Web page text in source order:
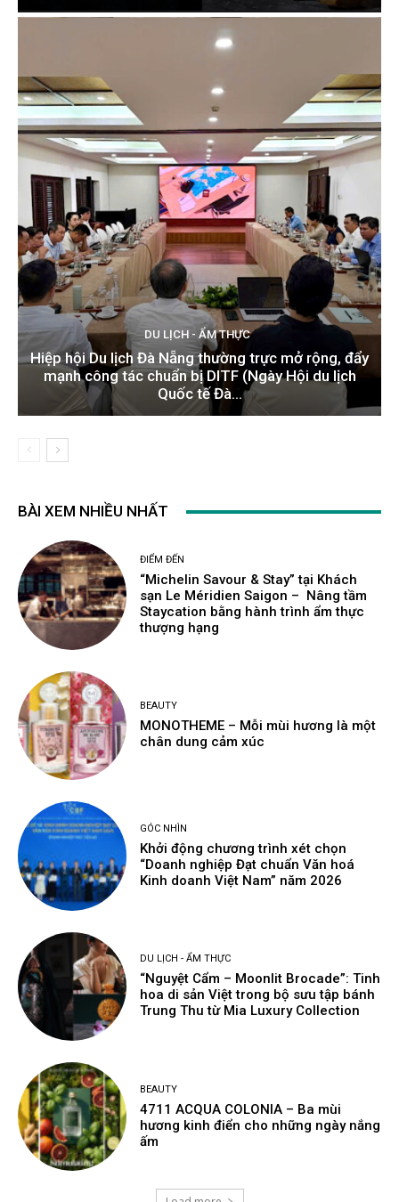
DU LỊCH - ẨM THỰC
Hiệp hội Du lịch Đà Nẵng thường trực mở rộng, đẩy
mạnh công tác chuẩn bị DITF (Ngày Hội du lịch
Quốc tế Đà...
BÀI XEM NHIỀU NHẤT
ĐIỂM ĐẾN
“Michelin Savour & Stay” tại Khách
sạn Le Méridien Saigon – Nâng tầm
Staycation bằng hành trình ẩm thực
thượng hạng
BEAUTY
MONOTHEME – Mỗi mùi hương là một
chân dung cảm xúc
GÓC NHÌN
Khởi động chương trình xét chọn
“Doanh nghiệp Đạt chuẩn Văn hoá
Kinh doanh Việt Nam” năm 2026
DU LỊCH - ẨM THỰC
“Nguyệt Cẩm – Moonlit Brocade”: Tinh
hoa di sản Việt trong bộ sưu tập bánh
Trung Thu từ Mia Luxury Collection
BEAUTY
4711 ACQUA COLONIA – Ba mùi
hương kinh điển cho những ngày nắng
ấm